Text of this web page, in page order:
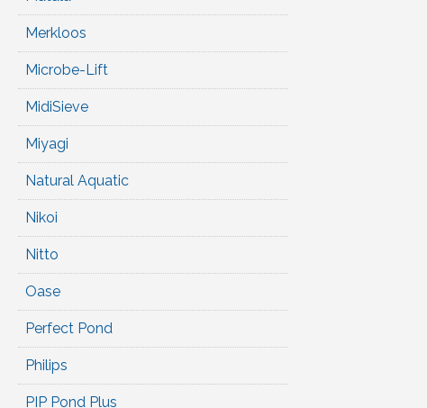
Merkloos
Microbe-Lift
MidiSieve
Miyagi
Natural Aquatic
Nikoi
Nitto
Oase
Perfect Pond
Philips
PIP Pond Plus